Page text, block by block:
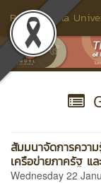
Rajamangala
สัมมนาจัดการความ
เครือข่ายภาครัฐ แล
Wednesday 22